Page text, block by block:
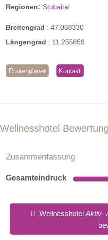
Regionen: Stubaital
Breitengrad : 47.068330
Längengrad : 11.255659
Routenplaner Kontakt
Wellnesshotel
Zusammenfassung
Gesamteindruck
Wellnesshotel Aktiv-